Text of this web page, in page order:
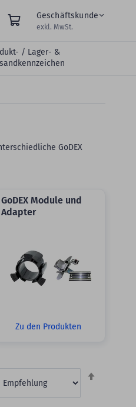
Geschäftskunde
exkl. MwSt.
/ Lager- &
GoDEX
GoDEX Module und
Adapter
Zu den Produkten